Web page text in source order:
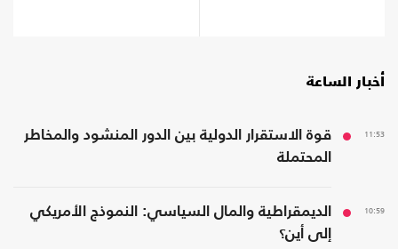
أخبار الساعة
11:53
قوة الاستقرار الدولية بين الدور المنشود والمخاطر
المحتملة
10:59
الديمقراطية والمال السياسي: النموذج الأمريكي
إلى أين؟